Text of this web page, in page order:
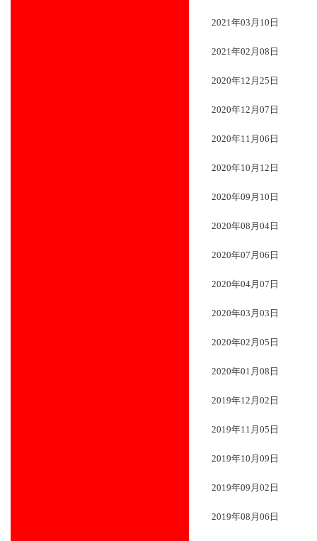
2021年03月10日
2021年02月08日
2020年12月25日
2020年12月07日
2020年11月06日
2020年10月12日
2020年09月10日
2020年08月04日
2020年07月06日
2020年04月07日
2020年03月03日
2020年02月05日
2020年01月08日
2019年12月02日
2019年11月05日
2019年10月09日
2019年09月02日
2019年08月06日